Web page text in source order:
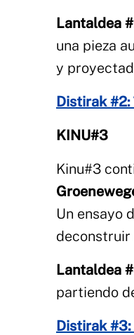
Lantaldea
una pieza
y
Distirak #2
KINU#3
Kinu#3
Un ensayo
deconstruir
Lantaldea
partiendo
Distirak #3: